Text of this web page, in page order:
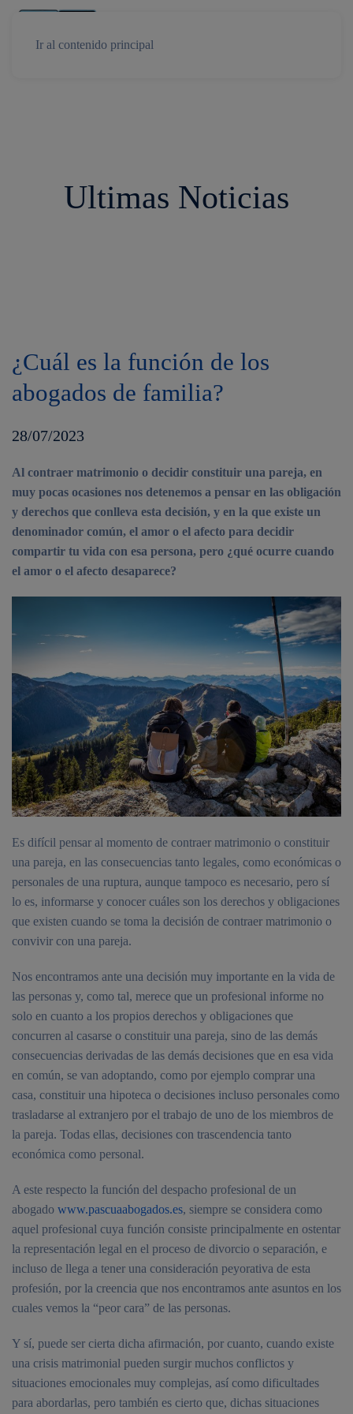
Ir al contenido principal
Ultimas Noticias
¿Cuál es la función de los
abogados de familia?
28/07/2023
Al contraer matrimonio o decidir constituir una pareja, en
muy pocas ocasiones nos detenemos a pensar en las obligación
y derechos que conlleva esta decisión, y en la que existe un
denominador común, el amor o el afecto para decidir
compartir tu vida con esa persona, pero ¿qué ocurre cuando
el amor o el afecto desaparece?
Es difícil pensar al momento de contraer matrimonio o constituir
una pareja, en las consecuencias tanto legales, como económicas o
personales de una ruptura, aunque tampoco es necesario, pero sí
lo es, informarse y conocer cuáles son los derechos y obligaciones
que existen cuando se toma la decisión de contraer matrimonio o
convivir con una pareja.
Nos encontramos ante una decisión muy importante en la vida de
las personas y, como tal, merece que un profesional informe no
solo en cuanto a los propios derechos y obligaciones que
concurren al casarse o constituir una pareja, sino de las demás
consecuencias derivadas de las demás decisiones que en esa vida
en común, se van adoptando, como por ejemplo comprar una
casa, constituir una hipoteca o decisiones incluso personales como
trasladarse al extranjero por el trabajo de uno de los miembros de
la pareja. Todas ellas, decisiones con trascendencia tanto
económica como personal.
A este respecto la función del despacho profesional de un
abogado www.pascuaabogados.es, siempre se considera como
aquel profesional cuya función consiste principalmente en ostentar
la representación legal en el proceso de divorcio o separación, e
incluso de llega a tener una consideración peyorativa de esta
profesión, por la creencia que nos encontramos ante asuntos en los
cuales vemos la “peor cara” de las personas.
Y sí, puede ser cierta dicha afirmación, por cuanto, cuando existe
una crisis matrimonial pueden surgir muchos conflictos y
situaciones emocionales muy complejas, así como dificultades
para abordarlas, pero también es cierto que, dichas situaciones